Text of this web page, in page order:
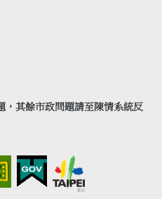
，其餘市政問題請至陳情系統反